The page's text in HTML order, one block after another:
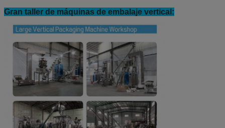
Gran taller de máquinas de embalaje vertical: